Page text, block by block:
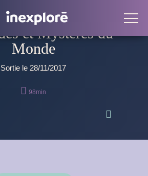
et Mystères du
Monde
Sortie le 28/11/2017
 98min
